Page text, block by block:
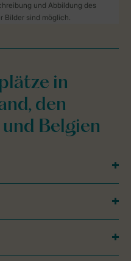
und Abbildung des
Bilder sind möglich.
in
den
Belgien